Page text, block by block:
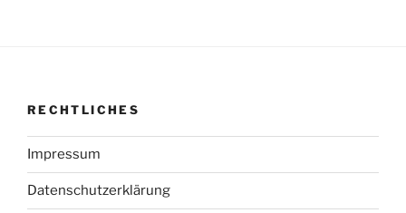
RECHTLICHES
Impressum
Datenschutzerklärung